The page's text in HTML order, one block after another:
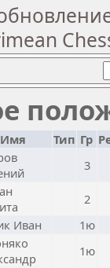
Имя Тип Гр
3
2
Иван 1ю
1ю